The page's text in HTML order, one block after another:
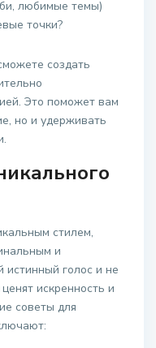
любимые темы)
точки?
создать
Это поможет вам
но и удерживать
стилем,
и
голос и не
искренность и
советы для